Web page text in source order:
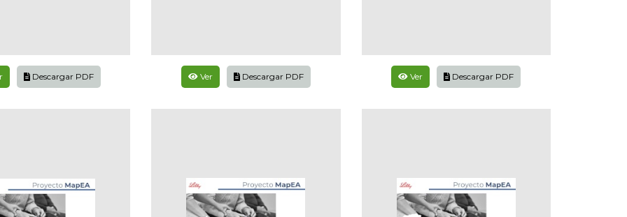
Descargar PDF Ver Descargar PDF Ver Descargar PDF